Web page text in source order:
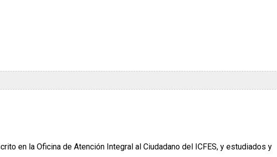
en la Oficina de Atención Integral al Ciudadano del ICFES, y estudiados y